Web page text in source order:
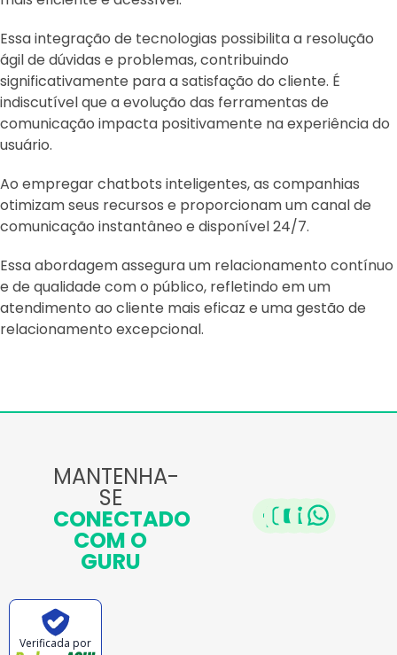
Essa integração de tecnologias possibilita a resolução
ágil de dúvidas e problemas, contribuindo
significativamente para a satisfação do cliente. É
indiscutível que a evolução das ferramentas de
comunicação impacta positivamente na experiência do
usuário.
Ao empregar chatbots inteligentes, as companhias
otimizam seus recursos e proporcionam um canal de
comunicação instantâneo e disponível 24/7.
Essa abordagem assegura um relacionamento contínuo
e de qualidade com o público, refletindo em um
atendimento ao cliente mais eficaz e uma gestão de
relacionamento excepcional.
MANTENHA-
SE
CONECTADO
COM O
GURU
Verificada por